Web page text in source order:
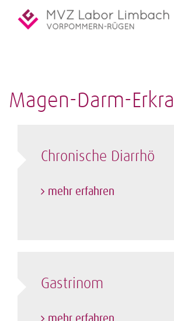
Magen-Darm-
Chronische Diarrhö
mehr erfahren
Gastrinom